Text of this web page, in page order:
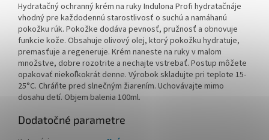
Hydratačný ochranný krém na ruky Indulona Profi hydratačnáje
vhodný pre každodennú starostlivosť o suchú a namáhanú
pokožku rúk. Pokožke dodáva pevnosť, pružnosť a obnovuje
funkcie kože. Obsahuje olivový olej, ktorý pokožku hydratuje,
premasťuje a regeneruje. Krém naneste na ruky v malom
množstve, dobre rozotrite a nechajte vstrebať. Postup môžete
opakovať niekoľkokrát denne. Výrobok skladujte pri teplote 15-
25°C. Chráňte pred slnečným žiarením. Uchovávajte mimo
dosahu detí. Objem balenia 100ml.
Dodatočné parametre